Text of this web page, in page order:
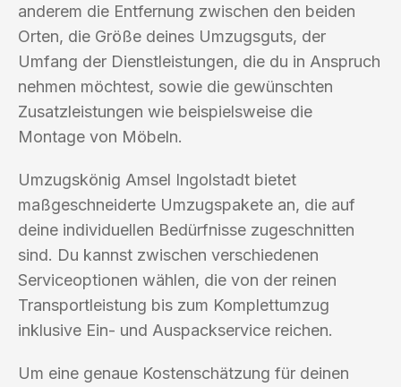
anderem die Entfernung zwischen den beiden
Orten, die Größe deines Umzugsguts, der
Umfang der Dienstleistungen, die du in Anspruch
nehmen möchtest, sowie die gewünschten
Zusatzleistungen wie beispielsweise die
Montage von Möbeln.
Umzugskönig Amsel Ingolstadt bietet
maßgeschneiderte Umzugspakete an, die auf
deine individuellen Bedürfnisse zugeschnitten
sind. Du kannst zwischen verschiedenen
Serviceoptionen wählen, die von der reinen
Transportleistung bis zum Komplettumzug
inklusive Ein- und Auspackservice reichen.
Um eine genaue Kostenschätzung für deinen